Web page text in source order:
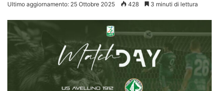
Ultimo aggiornamento: 25 Ottobre 2025 428 3 minuti di lettura